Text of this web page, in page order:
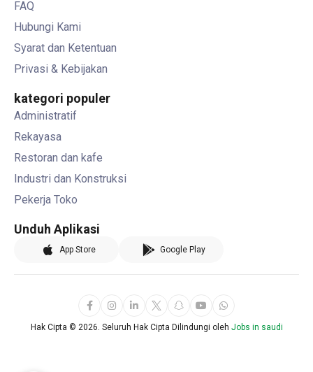
FAQ
Hubungi Kami
Syarat dan Ketentuan
Privasi & Kebijakan
kategori populer
Administratif
Rekayasa
Restoran dan kafe
Industri dan Konstruksi
Pekerja Toko
Unduh Aplikasi
App Store Google Play
Hak Cipta © 2026. Seluruh Hak Cipta Dilindungi oleh Jobs in saudi